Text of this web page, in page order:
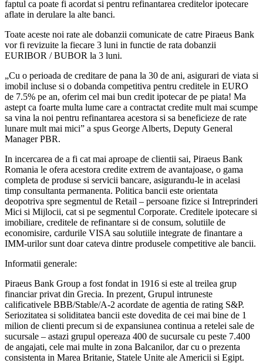
faptul ca poate fi acordat si pentru refinantarea creditelor ipotecare
aflate in derulare la alte banci.
Toate aceste noi rate ale dobanzii comunicate de catre Piraeus Bank
vor fi revizuite la fiecare 3 luni in functie de rata dobanzii
EURIBOR / BUBOR la 3 luni.
„Cu o perioada de creditare de pana la 30 de ani, asigurari de viata si
imobil incluse si o dobanda competitiva pentru creditele in EURO
de 7.5% pe an, oferim cel mai bun credit ipotecar de pe piata! Ma
astept ca foarte multa lume care a contractat credite mult mai scumpe
sa vina la noi pentru refinantarea acestora si sa beneficieze de rate
lunare mult mai mici” a spus George Alberts, Deputy General
Manager PBR.
In incercarea de a fi cat mai aproape de clientii sai, Piraeus Bank
Romania le ofera acestora credite extrem de avantajoase, o gama
completa de produse si servicii bancare, asigurandu-le in acelasi
timp consultanta permanenta. Politica bancii este orientata
deopotriva spre segmentul de Retail – persoane fizice si Intreprinderi
Mici si Mijlocii, cat si pe segmentul Corporate. Creditele ipotecare si
imobiliare, creditele de refinantare si de consum, solutiile de
economisire, cardurile VISA sau solutiile integrate de finantare a
IMM-urilor sunt doar cateva dintre produsele competitive ale bancii.
Informatii generale:
Piraeus Bank Group a fost fondat in 1916 si este al treilea grup
financiar privat din Grecia. In prezent, Grupul intruneste
calificativele BBB/Stable/A-2 acordate de agentia de rating S&P.
Seriozitatea si soliditatea bancii este dovedita de cei mai bine de 1
milion de clienti precum si de expansiunea continua a retelei sale de
sucursale – astazi grupul opereaza 400 de sucursale cu peste 7.400
de angajati, cele mai multe in zona Balcanilor, dar cu o prezenta
consistenta in Marea Britanie, Statele Unite ale Americii si Egipt.